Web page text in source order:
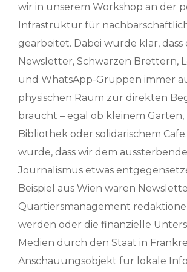
wir in unserem Workshop an der
Infrastruktur für
gearbeitet. Dabei wurde klar, dass
Newsletter, Schwarzen Brettern,
und WhatsApp-Gruppen immer
physischen Raum zur direkten
braucht – egal ob kleinem
Bibliothek oder solidarischem
wurde, dass wir dem
Journalismus etwas
Beispiel aus Wien waren
Quartiersmanagement
werden oder die finanzielle
Medien durch den Staat in
Anschauungsobjekt für lokale